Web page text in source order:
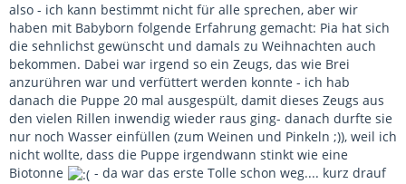
also - ich kann bestimmt nicht für alle sprechen, aber wir
haben mit Babyborn folgende Erfahrung gemacht: Pia hat sich
die sehnlichst gewünscht und damals zu Weihnachten auch
bekommen. Dabei war irgend so ein Zeugs, das wie Brei
anzurühren war und verfüttert werden konnte - ich hab
danach die Puppe 20 mal ausgespült, damit dieses Zeugs aus
den vielen Rillen inwendig wieder raus ging- danach durfte sie
nur noch Wasser einfüllen (zum Weinen und Pinkeln ;)), weil ich
nicht wollte, dass die Puppe irgendwann stinkt wie eine
Biotonne
- da war das erste Tolle schon weg.... kurz drauf